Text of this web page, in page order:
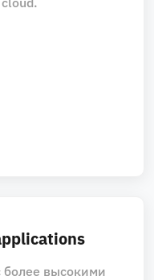
более высокими